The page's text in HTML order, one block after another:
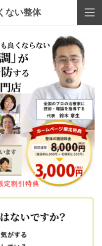
ない整体